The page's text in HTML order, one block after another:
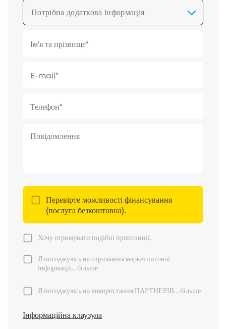
Потрібна додаткова інформація
Перевірте можливості фінансування
(послуга безкоштовна).
Хочу отримувати подібні пропозиції.
Я погоджуюсь на отримання маркетингової
інформації...більше
Я погоджуюсь на використання ПАРТНЕРІВ...більше
Інформаційна клаузула